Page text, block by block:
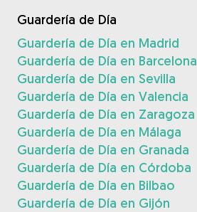
Guardería de Día
Guardería de Día en Madrid
Guardería de Día en Barcelona
Guardería de Día en Sevilla
Guardería de Día en Valencia
Guardería de Día en Zaragoza
Guardería de Día en Málaga
Guardería de Día en Granada
Guardería de Día en Córdoba
Guardería de Día en Bilbao
Guardería de Día en Gijón